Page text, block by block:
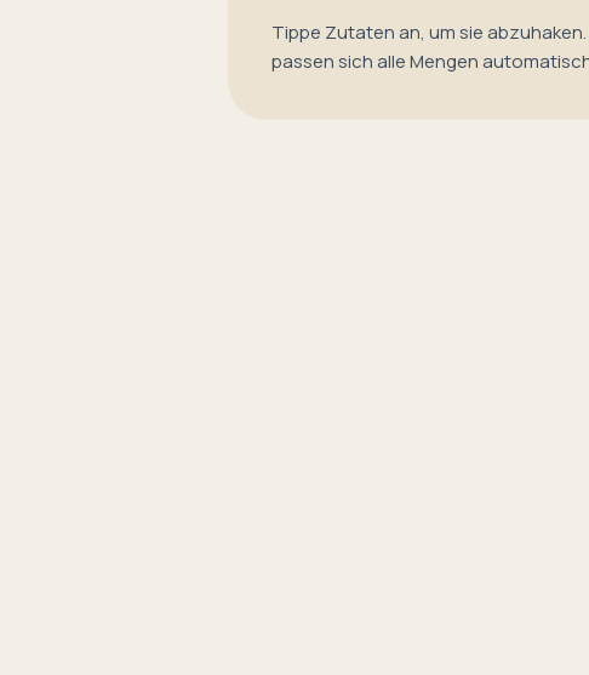
Tippe Zutaten an, um sie
passen sich alle Mengen